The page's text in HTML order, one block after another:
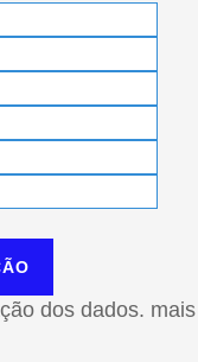
dos dados. mais